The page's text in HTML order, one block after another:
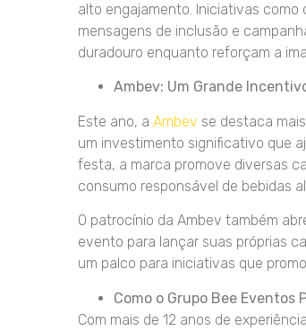
alto engajamento. Iniciativas
mensagens de inclusão e
duradouro enquanto reforçam a
Ambev: Um Grande
Este ano, a Ambev se destaca
um investimento significativo que
festa, a marca promove diversas
consumo responsável de bebidas
O patrocínio da Ambev também
evento para lançar suas próprias
um palco para iniciativas que
Como o Grupo Bee Eventos
Com mais de 12 anos de